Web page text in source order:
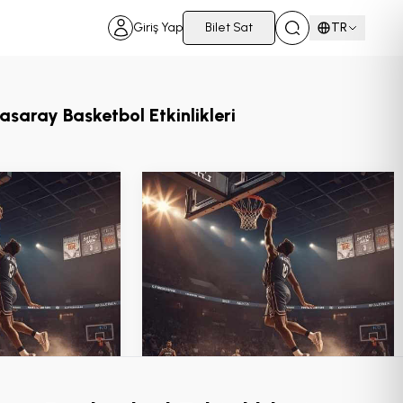
Giriş Yap Bilet Sat TR
Basketbol Etkinlikleri